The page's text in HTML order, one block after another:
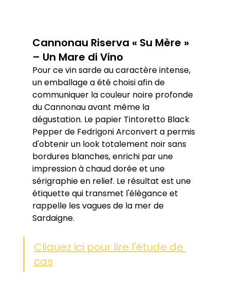
Cannonau Riserva « Su Mère »
– Un Mare di Vino
Pour ce vin sarde au caractère intense,
un emballage a été choisi afin de
communiquer la couleur noire profonde
du Cannonau avant même la
dégustation. Le papier Tintoretto Black
Pepper de Fedrigoni Arconvert a permis
d'obtenir un look totalement noir sans
bordures blanches, enrichi par une
impression à chaud dorée et une
sérigraphie en relief. Le résultat est une
étiquette qui transmet l'élégance et
rappelle les vagues de la mer de
Sardaigne.
Cliquez ici pour lire l'étude de
cas